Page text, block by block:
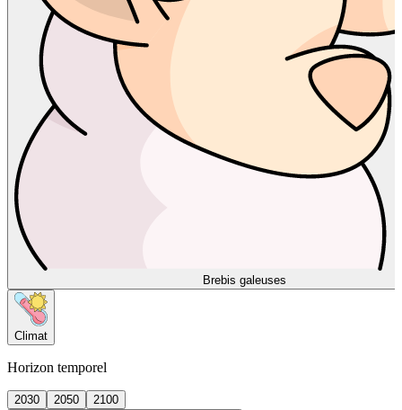
Brebis galeuses
Climat
Horizon temporel
2030 2050
2100